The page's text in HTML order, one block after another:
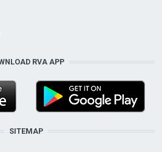
RVA APP
SITEMAP